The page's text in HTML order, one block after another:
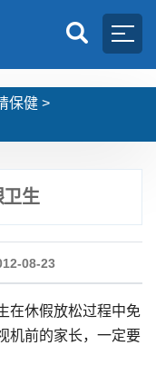
保健 >
生
08-23
休假放松过程中免
机前的家长，一定要